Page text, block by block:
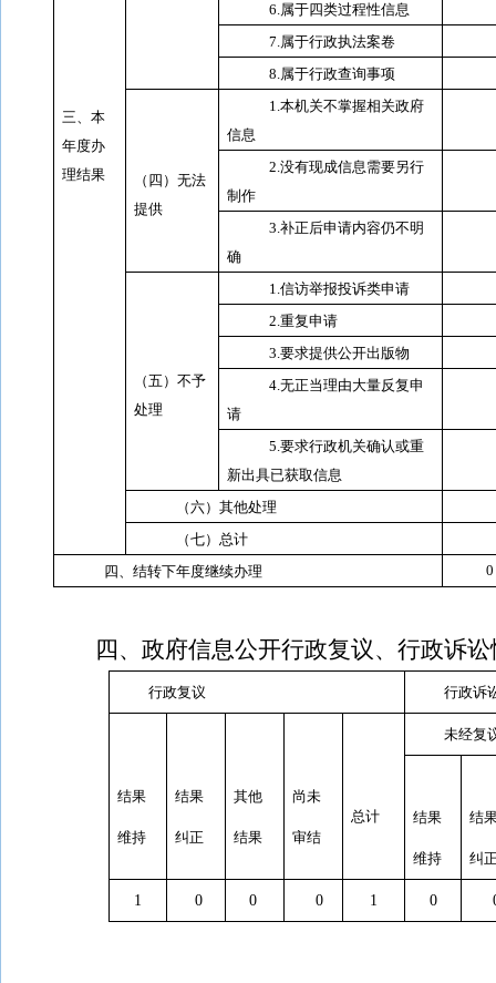
三、本
年度办
理结果
6.属于四类过程性信息
7.属于行政执法案卷
8.属于行政查询事项
（四）无法
提供
1.本机关不掌握相关政府
信息
2.没有现成信息需要另行
制作
3.补正后申请内容仍不明
确
（五）不予
处理
1.信访举报投诉类申请
2.重复申请
3.要求提供公开出版物
4.无正当理由大量反复申
请
5.要求行政机关确认或重
新出具已获取信息
（六）其他处理
（七）总计
四、结转下年度继续办理
0
四、政府信息公开行政复议、行政诉
行政复议 行政诉
结果
维持
结果
纠正
其他
结果
尚未
审结
总计
未经复
结果
维持
结
纠
1 0 0 0 1 0